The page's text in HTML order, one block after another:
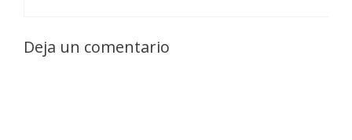
Deja un comentario